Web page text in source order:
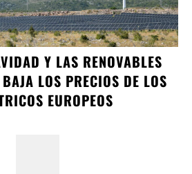
Y LAS RENOVABLES
LOS PRECIOS DE LOS
EUROPEOS